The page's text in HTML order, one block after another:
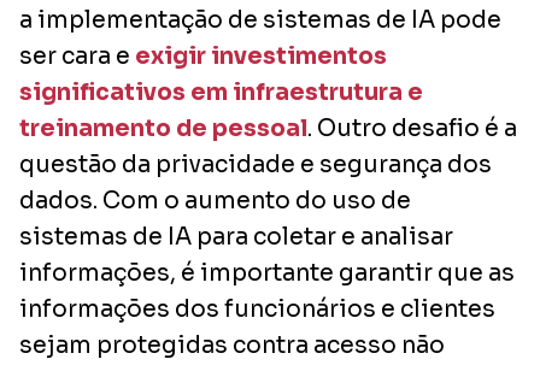
a implementação de sistemas de IA pode
ser cara e exigir investimentos
significativos em infraestrutura e
treinamento de pessoal. Outro desafio é a
questão da privacidade e segurança dos
dados. Com o aumento do uso de
sistemas de IA para coletar e analisar
informações, é importante garantir que as
informações dos funcionários e clientes
sejam protegidas contra acesso não